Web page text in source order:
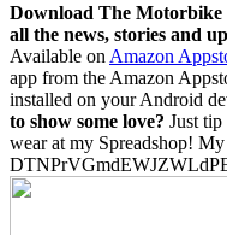
Download The
all the news, stories and
Available on Amazon
app from the Amazon
installed on your Android
to show some love? Just
wear at my Spreadshop!